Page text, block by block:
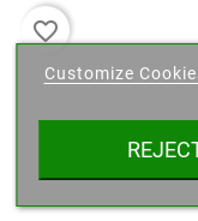
favorite_borderCreate
Wishlist name
Customize